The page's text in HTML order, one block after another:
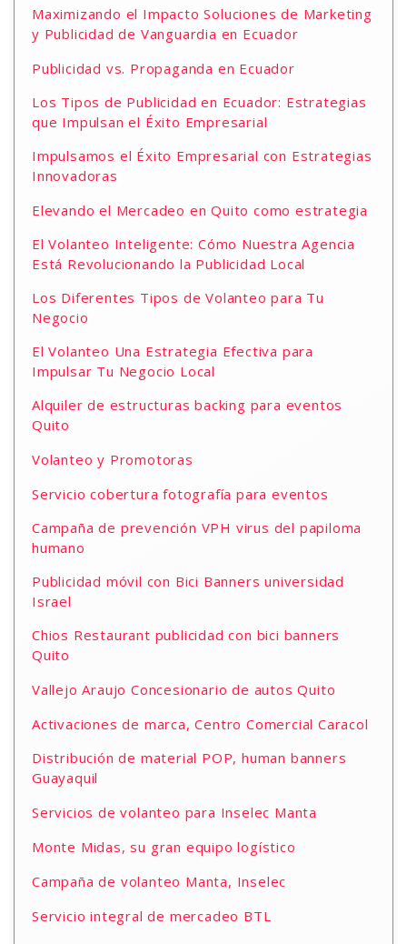
Maximizando el Impacto Soluciones de Marketing
y Publicidad de Vanguardia en Ecuador
Publicidad vs. Propaganda en Ecuador
Los Tipos de Publicidad en Ecuador: Estrategias
que Impulsan el Éxito Empresarial
Impulsamos el Éxito Empresarial con Estrategias
Innovadoras
Elevando el Mercadeo en Quito como estrategia
El Volanteo Inteligente: Cómo Nuestra Agencia
Está Revolucionando la Publicidad Local
Los Diferentes Tipos de Volanteo para Tu
Negocio
El Volanteo Una Estrategia Efectiva para
Impulsar Tu Negocio Local
Alquiler de estructuras backing para eventos
Quito
Volanteo y Promotoras
Servicio cobertura fotografía para eventos
Campaña de prevención VPH virus del papiloma
humano
Publicidad móvil con Bici Banners universidad
Israel
Chios Restaurant publicidad con bici banners
Quito
Vallejo Araujo Concesionario de autos Quito
Activaciones de marca, Centro Comercial Caracol
Distribución de material POP, human banners
Guayaquil
Servicios de volanteo para Inselec Manta
Monte Midas, su gran equipo logístico
Campaña de volanteo Manta, Inselec
Servicio integral de mercadeo BTL